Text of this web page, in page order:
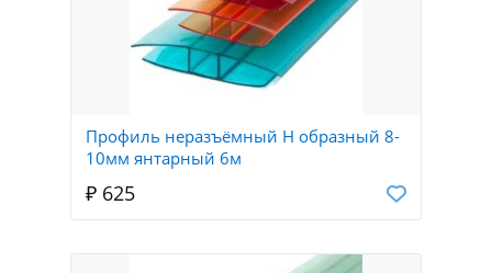
Профиль неразъёмный Н образный 8-
10мм янтарный 6м
₽ 625